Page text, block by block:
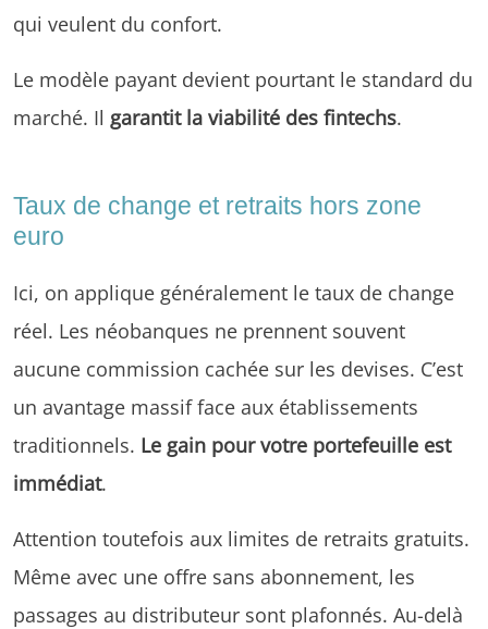
qui veulent du confort.
Le modèle payant devient pourtant le standard du
marché. Il garantit la viabilité des fintechs.
Taux de change et retraits hors zone
euro
Ici, on applique généralement le taux de change
réel. Les néobanques ne prennent souvent
aucune commission cachée sur les devises. C’est
un avantage massif face aux établissements
traditionnels. Le gain pour votre portefeuille est
immédiat.
Attention toutefois aux limites de retraits gratuits.
Même avec une offre sans abonnement, les
passages au distributeur sont plafonnés. Au-delà